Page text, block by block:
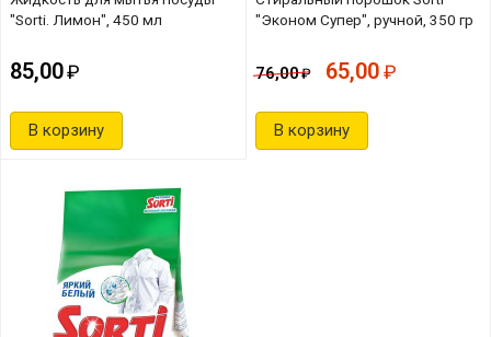
"Sorti. Лимон", 450 мл
85,00
В корзину
"Эконом Супер", ручной, 350 гр
76,00 65,00
В корзину